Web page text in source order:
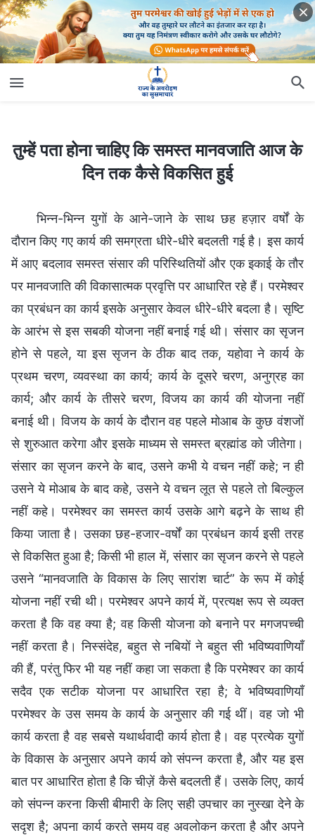
तुम्हें पता होना चाहिए कि समस्त मानवजाति आज के
दिन तक कैसे विकसित हुई
भिन्न-भिन्न युगों के आने-जाने के साथ छह हज़ार वर्षों के
दौरान किए गए कार्य की समग्रता धीरे-धीरे बदलती गई है। इस कार्य
में आए बदलाव समस्त संसार की परिस्थितियों और एक इकाई के तौर
पर मानवजाति की विकासात्मक प्रवृत्ति पर आधारित रहे हैं। परमेश्वर
का प्रबंधन का कार्य इसके अनुसार केवल धीरे-धीरे बदला है। सृष्टि
के आरंभ से इस सबकी योजना नहीं बनाई गई थी। संसार का सृजन
होने से पहले, या इस सृजन के ठीक बाद तक, यहोवा ने कार्य के
प्रथम चरण, व्यवस्था का कार्य; कार्य के दूसरे चरण, अनुग्रह का
कार्य; और कार्य के तीसरे चरण, विजय का कार्य की योजना नहीं
बनाई थी। विजय के कार्य के दौरान वह पहले मोआब के कुछ वंशजों
से शुरुआत करेगा और इसके माध्यम से समस्त ब्रह्मांड को जीतेगा।
संसार का सृजन करने के बाद, उसने कभी ये वचन नहीं कहे; न ही
उसने ये मोआब के बाद कहे, उसने ये वचन लूत से पहले तो बिल्कुल
नहीं कहे। परमेश्वर का समस्त कार्य उसके आगे बढ़ने के साथ ही
किया जाता है। उसका छह-हजार-वर्षों का प्रबंधन कार्य इसी तरह
से विकसित हुआ है; किसी भी हाल में, संसार का सृजन करने से पहले
उसने “मानवजाति के विकास के लिए सारांश चार्ट” के रूप में कोई
योजना नहीं रची थी। परमेश्वर अपने कार्य में, प्रत्यक्ष रूप से व्यक्त
करता है कि वह क्या है; वह किसी योजना को बनाने पर मगजपच्ची
नहीं करता है। निस्संदेह, बहुत से नबियों ने बहुत सी भविष्यवाणियाँ
की हैं, परंतु फिर भी यह नहीं कहा जा सकता है कि परमेश्वर का कार्य
सदैव एक सटीक योजना पर आधारित रहा है; वे भविष्यवाणियाँ
परमेश्वर के उस समय के कार्य के अनुसार की गई थीं। वह जो भी
कार्य करता है वह सबसे यथार्थवादी कार्य होता है। वह प्रत्येक युगों
के विकास के अनुसार अपने कार्य को संपन्न करता है, और यह इस
बात पर आधारित होता है कि चीज़ें कैसे बदलती हैं। उसके लिए, कार्य
को संपन्न करना किसी बीमारी के लिए सही उपचार का नुस्खा देने के
सदृश है; अपना कार्य करते समय वह अवलोकन करता है और अपने